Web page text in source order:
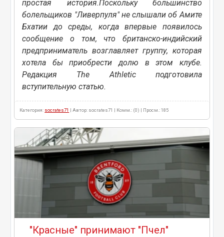
простая история.Поскольку большинство
болельщиков "Ливерпуля" не слышали об Амите
Бхатии до среды, когда впервые появилось
сообщение о том, что британско-индийский
предприниматель возглавляет группу, которая
хотела бы приобрести долю в этом клубе.
Редакция The Athletic подготовила
вступительную статью.
Категория: socrates71 | Автор: socrates71 | Комм.: (0) | Просм.: 185
"Красные" принимают "Пчел"